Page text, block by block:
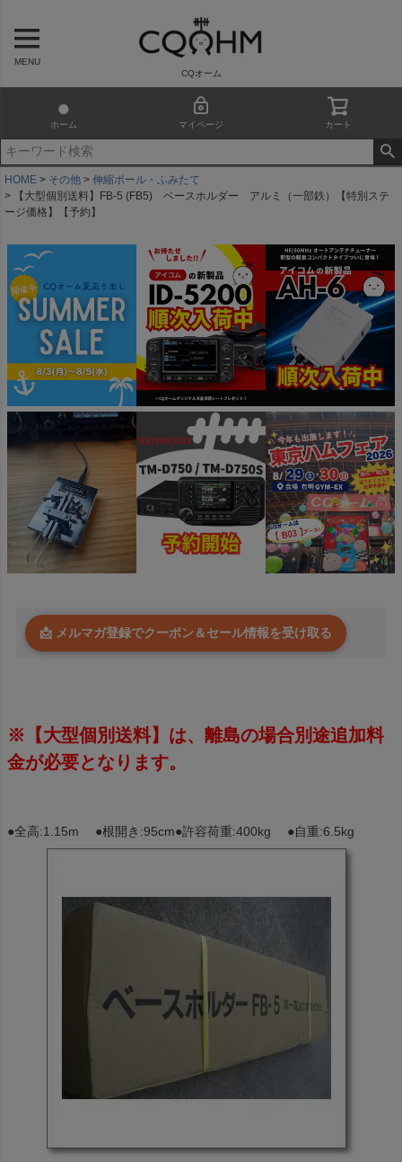
MENU
CQオーム
ホーム マイページ カート
HOME その他
伸縮ポール・ふみたて
【大型個別送料】FB-5 (FB5) ベースホルダー アルミ（一部鉄）【特別ステ
ージ価格】【予約】
📩 メルマガ登録でクーポン＆セール情報を受け取る
※【大型個別送料】は、離島の場合別途追加料
金が必要となります。
●全高:1.15m ●根開き:95cm●許容荷重:400kg ●自重:6.5kg